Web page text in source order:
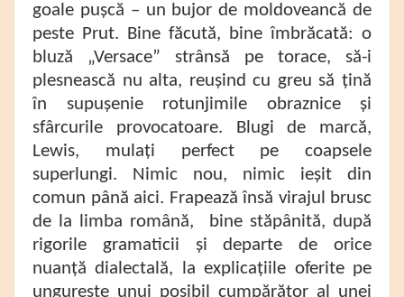
goale pușcă – un bujor de moldoveancă de
peste Prut. Bine făcută, bine îmbrăcată: o
bluză „Versace” strânsă pe torace, să-i
plesnească nu alta, reușind cu greu să țină
în supușenie rotunjimile obraznice și
sfârcurile provocatoare. Blugi de marcă,
Lewis, mulați perfect pe coapsele
superlungi. Nimic nou, nimic ieșit din
comun până aici. Frapează însă virajul brusc
de la limba română, bine stăpânită, după
rigorile gramaticii și departe de orice
nuanță dialectală, la explicațiile oferite pe
ungurește unui posibil cumpărător al unei